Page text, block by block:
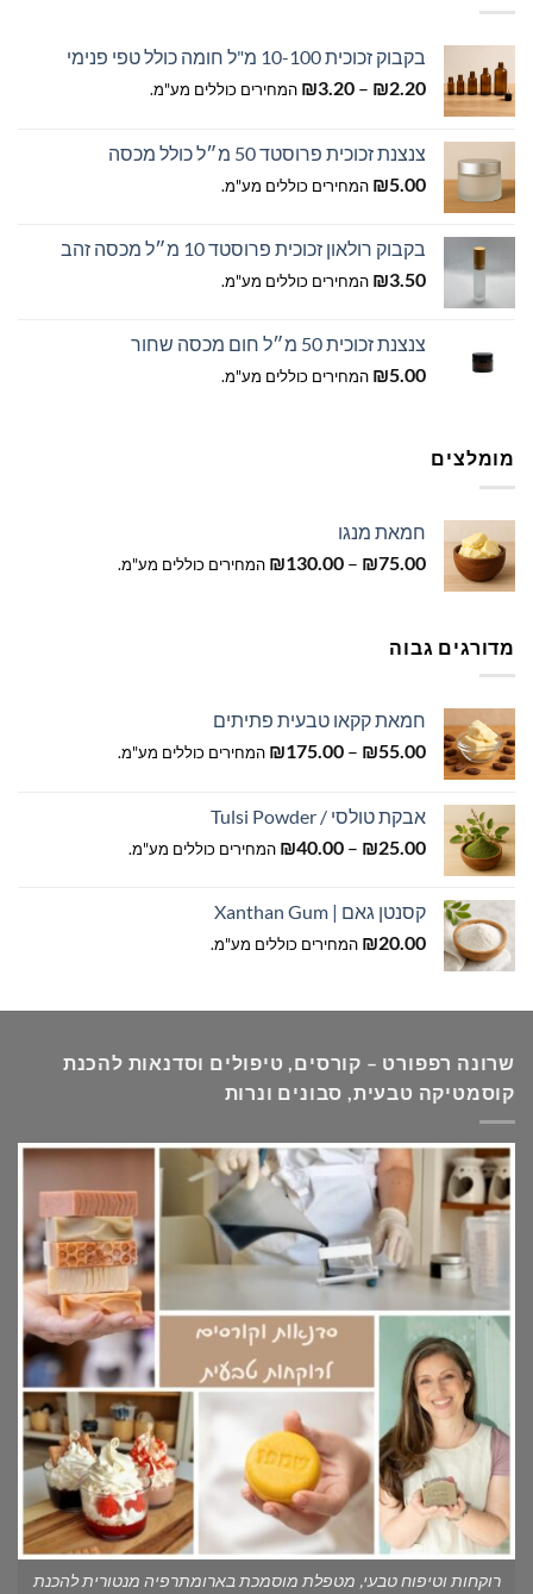
בקבוק זכוכית 10-100 מ"ל חומה כולל טפי פנימי
₪2.20
–
₪3.20
טווח
עד
המחירים כוללים מע"מ.
צנצנת זכוכית פרוסטד 50 מ״ל כולל מכסה
₪5.00 המחירים כוללים מע"מ.
בקבוק רולאון זכוכית פרוסטד 10 מ״ל מכסה זהב
₪3.50 המחירים כוללים מע"מ.
צנצנת זכוכית 50 מ״ל חום מכסה שחור
₪5.00 המחירים כוללים מע"מ.
מומלצים
חמאת מנגו
₪75.00
–
₪130.00
טווח
המחירים כוללים מע"מ.
מדורגים גבוה
חמאת קקאו טבעית פתיתים
₪55.00
–
₪175.00
טווח
עד
המחירים כוללים מע"מ.
אבקת טולסי / Tulsi Powder
₪25.00
–
₪40.00
טווח
עד
המחירים כוללים מע"מ.
קסנטן גאם | Xanthan Gum
₪20.00 המחירים כוללים מע"מ.
שרונה רפפורט – קורסים, טיפולים וסדנאות להכנת
קוסמטיקה טבעית, סבונים ונרות
רוקחות וטיפוח טבעי, מטפלת מוסמכת בארומתרפיה מנטורית להכנת